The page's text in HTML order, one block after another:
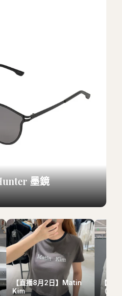
墨鏡
【直播8月2日】Matin
Kim
【直
（